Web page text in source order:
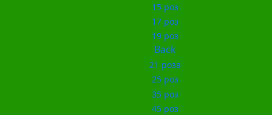
15 роз
17 роз
19 роз
Back
21 роза
25 роз
35 роз
45 роз